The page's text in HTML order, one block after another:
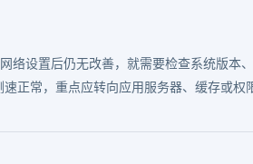
络设置后仍无改善，就需要检查系统版本
正常，重点应转向应用服务器、缓存或权